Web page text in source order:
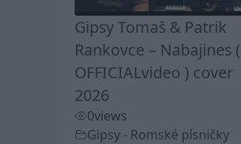
Gipsy Tomaš & Patrik
Rankovce – Nabajines (
OFFICIALvideo ) cover
2026
0views
Gipsy - Romské písničky